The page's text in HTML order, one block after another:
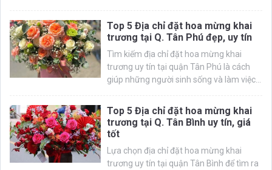
Top 5 Địa chỉ đặt hoa mừng khai
trương tại Q. Tân Phú đẹp, uy tín
Tìm kiếm địa chỉ đặt hoa mừng khai
trương uy tín tại quận Tân Phú là cách
giúp những người sinh sống và làm việc...
Top 5 Địa chỉ đặt hoa mừng khai
trương tại Q. Tân Bình uy tín, giá
tốt
Lựa chọn địa chỉ đặt hoa mừng khai
trương uy tín tại quận Tân Bình để tìm ra